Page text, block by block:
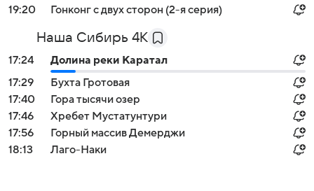
19:20
Гонконг с двух сторон (2-я серия)
Наша Сибирь 4К
17:24
Долина реки Каратал
17:29
Бухта Гротовая
17:40
Гора тысячи озер
17:46
Хребет Мустатунтури
17:56
Горный массив Демерджи
18:13
Лаго-Наки